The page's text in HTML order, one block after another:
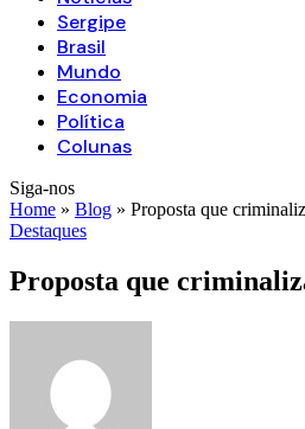
Sergipe
Brasil
Mundo
Economia
Política
Colunas
Siga-nos
Home » Blog » Proposta que
Destaques
Proposta que